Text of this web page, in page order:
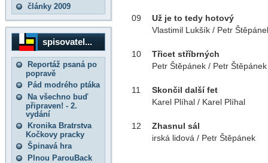
články 2009
spisovatel...
Reportáž psaná po
popravě
Pád modrého ptáka
Na všechno buď
připraven! - 2.
vydání
Kronika Bratrstva
Kočkovy pracky
Špinavá hra
Plnou ParouBack
09
Už je to tedy hotový
Vlastimil Lukšík / Petr
10
Třicet stříbrných
Petr Štěpánek / Petr Štěpánek
11
Skončil další fet
Karel Plíhal / Karel Plíhal
12
Zhasnul sál
irská lidová / Petr Štěpánek